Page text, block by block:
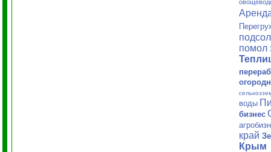
помол
воды
бизнес
край
Крым